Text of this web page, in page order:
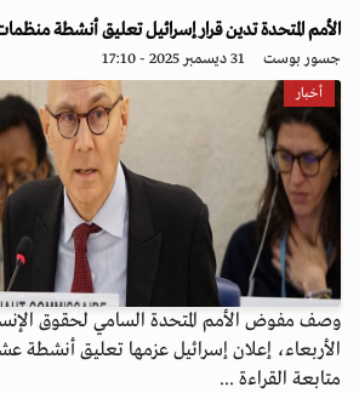
الأمم المتحدة تدين قرار إسرائيل تعليق أنشطة
جسور بوست 31 ديسمبر 2025 - 17:10
أخبار
وصف مفوض الأمم المتحدة السامي لحقوق
الأربعاء، إعلان إسرائيل عزمها تعليق أنشطة
متابعة القراءة ...